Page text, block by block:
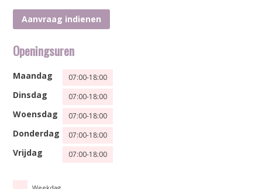
Aanvraag indienen
Openingsuren
Maandag 07:00-18:00
Dinsdag 07:00-18:00
Woensdag 07:00-18:00
Donderdag 07:00-18:00
Vrijdag 07:00-18:00